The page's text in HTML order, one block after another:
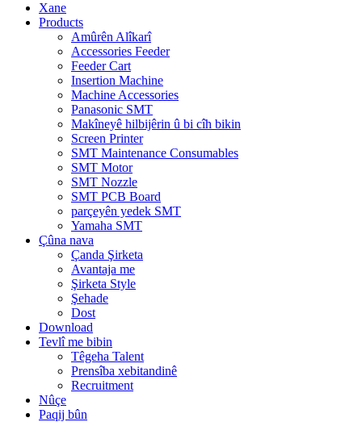
Xane
Products
Amûrên Alîkarî
Accessories Feeder
Feeder Cart
Insertion Machine
Machine Accessories
Panasonic SMT
Makîneyê hilbijêrin û bi cîh bikin
Screen Printer
SMT Maintenance Consumables
SMT Motor
SMT Nozzle
SMT PCB Board
parçeyên yedek SMT
Yamaha SMT
Çûna nava
Çanda Şirketa
Avantaja me
Şirketa Style
Şehade
Dost
Download
Tevlî me bibin
Têgeha Talent
Prensîba xebitandinê
Recruitment
Nûçe
Paqij bûn